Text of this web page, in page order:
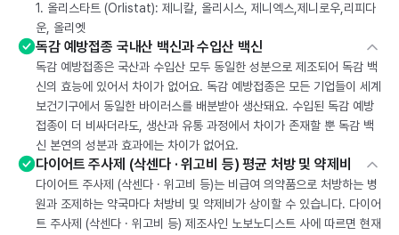
1. 올리스타트 (Orlistat): 제니칼, 올리시스, 제니엑스,제니로우,리피다
운, 올리엣
독감 예방접종 국내산 백신과 수입산 백신
독감 예방접종은 국산과 수입산 모두 동일한 성분으로 제조되어 독감 백
신의 효능에 있어서 차이가 없어요. 독감 예방접종은 모든 기업들이 세계
보건기구에서 동일한 바이러스를 배분받아 생산돼요. 수입된 독감 예방
접종이 더 비싸더라도, 생산과 유통 과정에서 차이가 존재할 뿐 독감 백
신 본연의 성분과 효과에는 차이가 없어요.
다이어트 주사제 (삭센다 · 위고비 등) 평균 처방 및 약제비
다이어트 주사제 (삭센다 · 위고비 등)는 비급여 의약품으로 처방하는 병
원과 조제하는 약국마다 처방비 및 약제비가 상이할 수 있습니다. 다이어
트 주사제 (삭센다 · 위고비 등) 제조사인 노보노디스트 사에 따르면 현재